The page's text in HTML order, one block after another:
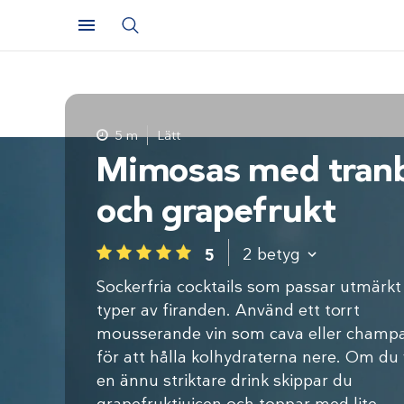
Mimosas med
och grapefrukt
1 2 3 4 5 5 2 betyg
Sockerfria cocktails som passar
typer av firanden. Använd ett torrt
mousserande vin som cava eller
för att hålla kolhydraterna nere. Om du
en ännu striktare drink skippar du
5 m Lätt